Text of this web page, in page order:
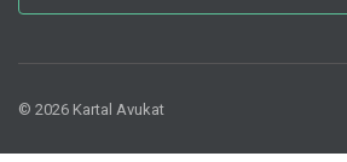
© 2026 Kartal Avukat